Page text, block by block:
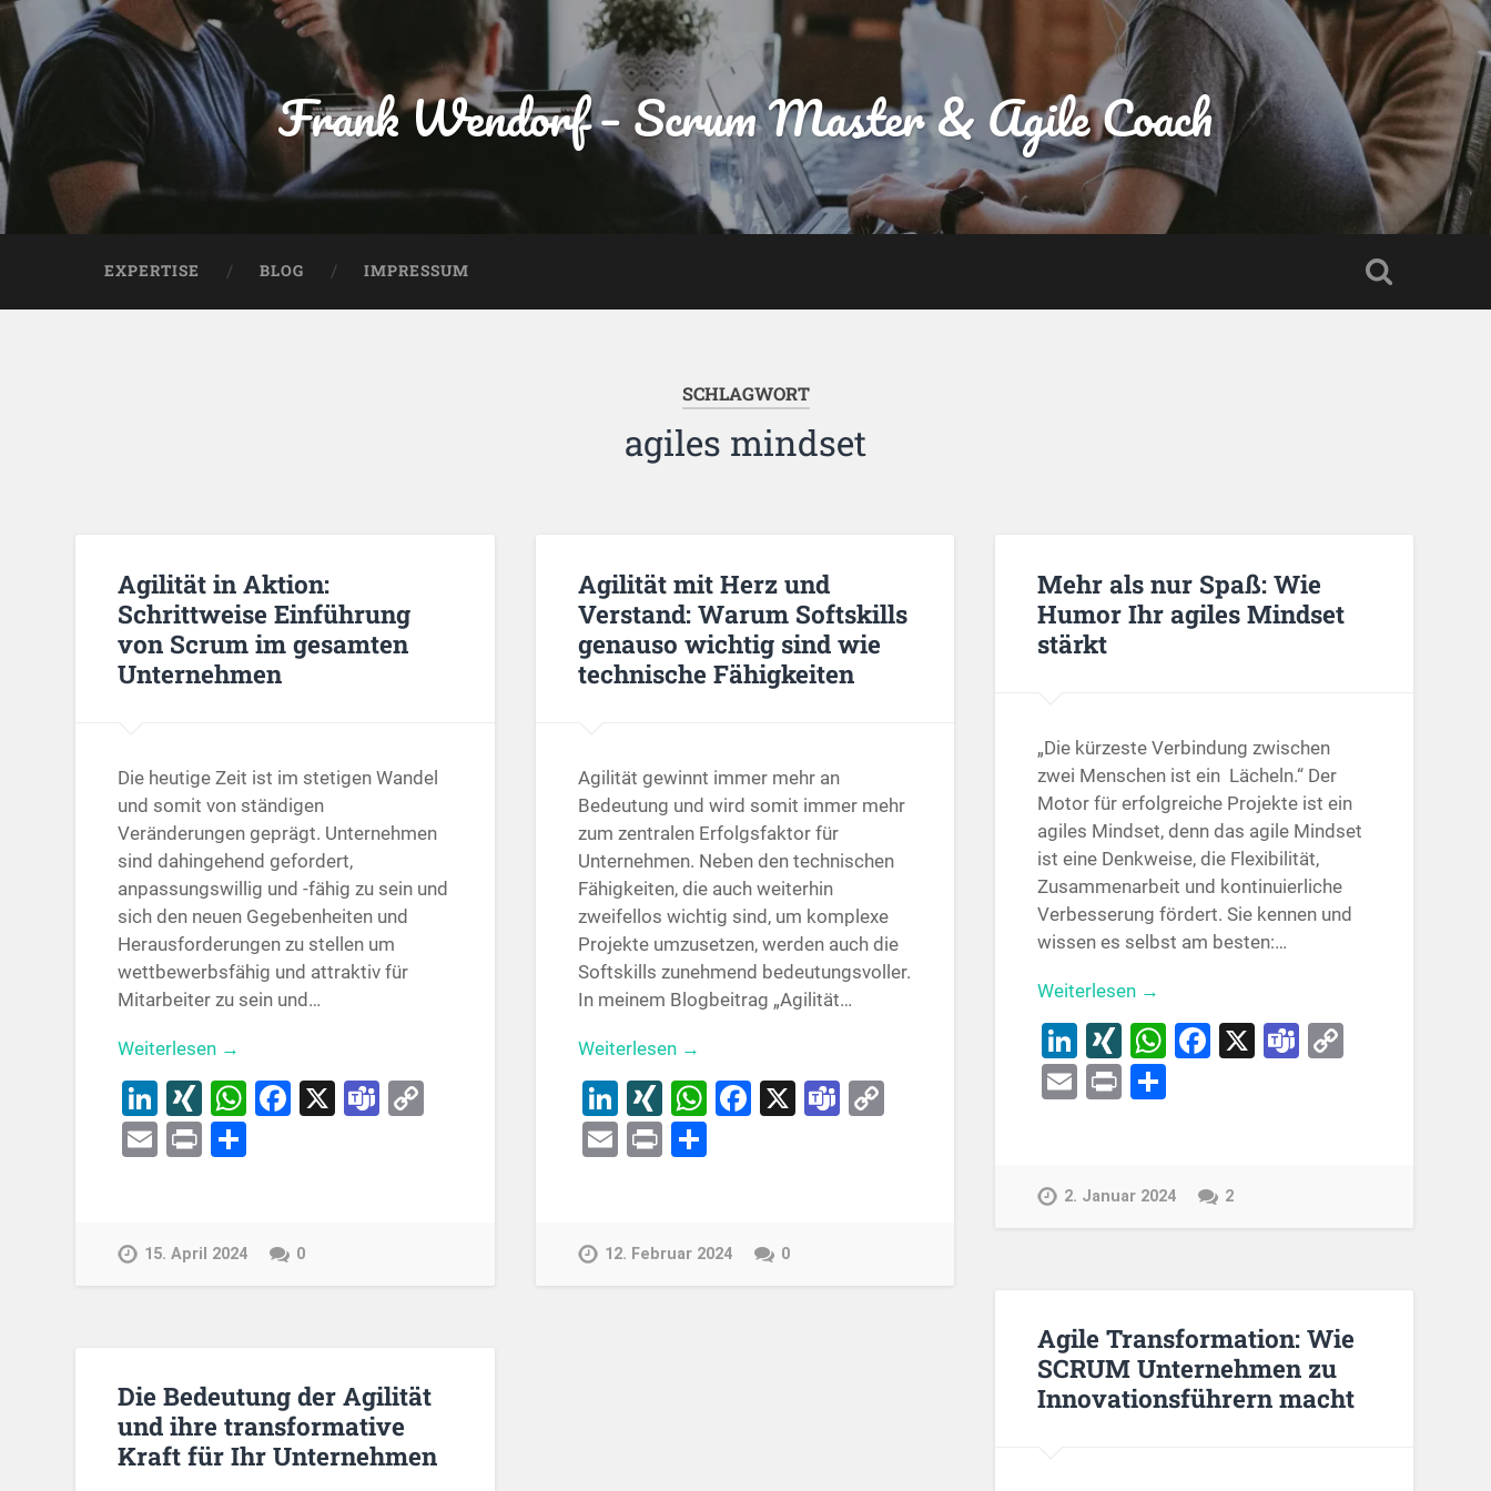
Frank Wendorf – Scrum Master & Agile Coach
EXPERTISE BLOG IMPRESSUM
SCHLAGWORT
agiles mindset
Agilität in Aktion:
Schrittweise Einführung
von Scrum im gesamten
Unternehmen
Die heutige Zeit ist im stetigen Wandel
und somit von ständigen
Veränderungen geprägt. Unternehmen
sind dahingehend gefordert,
anpassungswillig und -fähig zu sein und
sich den neuen Gegebenheiten und
Herausforderungen zu stellen um
wettbewerbsfähig und attraktiv für
Mitarbeiter zu sein und…
Weiterlesen →
LinkedIn
XINGWhatsApp
Facebook
X Teams
Email
Print
15. April 2024 0
Agilität mit Herz und
Verstand: Warum Softskills
genauso wichtig sind wie
technische Fähigkeiten
Agilität gewinnt immer mehr an
Bedeutung und wird somit immer mehr
zum zentralen Erfolgsfaktor für
Unternehmen. Neben den technischen
Fähigkeiten, die auch weiterhin
zweifellos wichtig sind, um komplexe
Projekte umzusetzen, werden auch die
Softskills zunehmend bedeutungsvoller.
In meinem Blogbeitrag „Agilität…
Weiterlesen →
LinkedIn
XINGWhatsApp
Facebook
X Teams
Copy
Email
PrintTeilen
12. Februar 2024 0
Mehr als nur Spaß: Wie
Humor Ihr agiles Mindset
stärkt
„Die kürzeste Verbindung zwischen
zwei Menschen ist ein Lächeln.“ Der
Motor für erfolgreiche Projekte ist ein
agiles Mindset, denn das agile Mindset
ist eine Denkweise, die Flexibilität,
Zusammenarbeit und kontinuierliche
Verbesserung fördert. Sie kennen und
wissen es selbst am besten:…
Weiterlesen →
LinkedIn
XINGWhatsApp
Facebook
X Teams
Copy
Email
PrintTeilen
2. Januar 2024 2
Agile Transformation: Wie
SCRUM Unternehmen zu
Innovationsführern macht
Die Bedeutung der Agilität
und ihre transformative
Kraft für Ihr Unternehmen